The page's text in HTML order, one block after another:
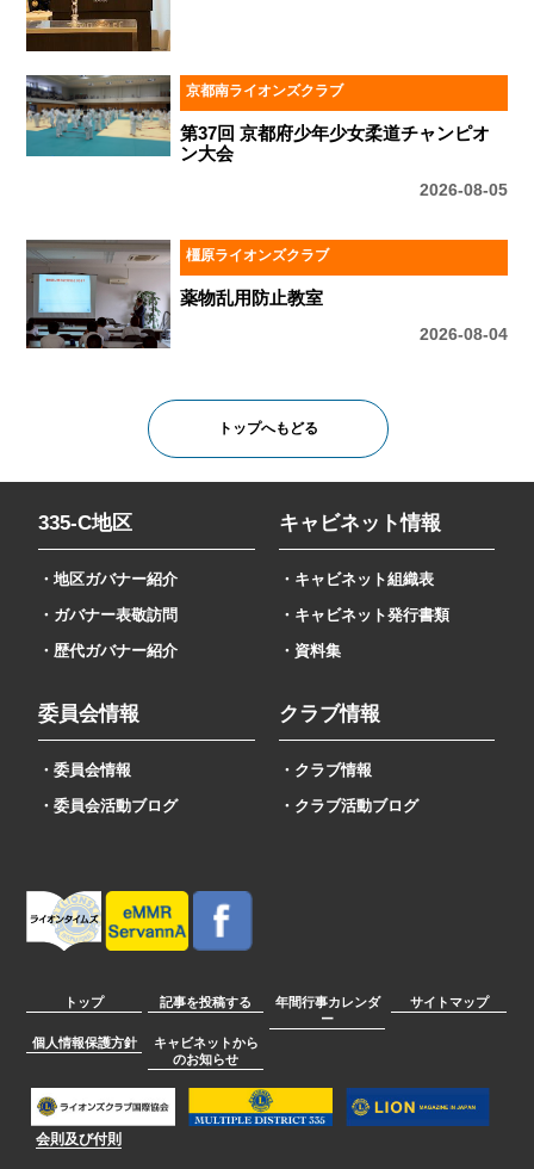
京都南ライオンズクラブ
第37回 京都府少年少女柔道チャンピオ
ン大会
2026-08-05
橿原ライオンズクラブ
薬物乱用防止教室
2026-08-04
トップへもどる
335-C地区
・地区ガバナー紹介
・ガバナー表敬訪問
・歴代ガバナー紹介
キャビネット情報
・キャビネット組織表
・キャビネット発行書類
・資料集
委員会情報
・委員会情報
・委員会活動ブログ
クラブ情報
・クラブ情報
・クラブ活動ブログ
トップ 記事を投稿する
年間行事カレンダ
ー
サイトマップ
個人情報保護方針
キャビネットから
のお知らせ
会則及び付則